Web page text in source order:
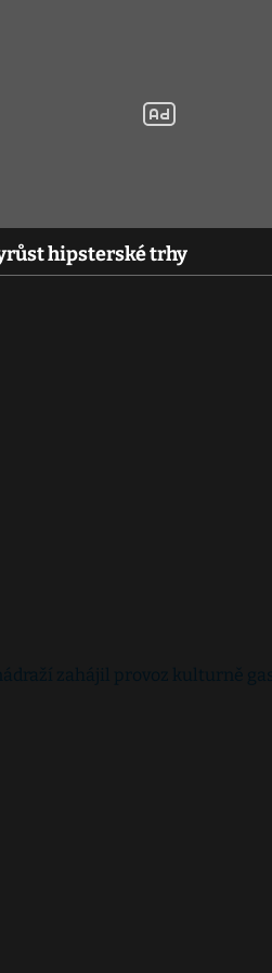
hipsterské trhy